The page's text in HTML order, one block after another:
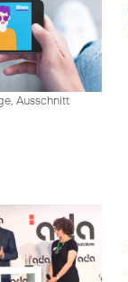
Ausschnitt